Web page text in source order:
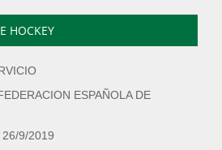
HOCKEY
ESPAÑOLA DE
26/9/2019